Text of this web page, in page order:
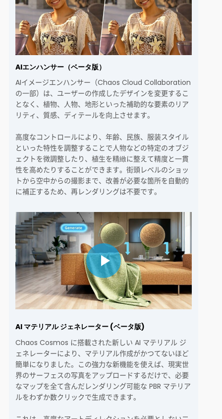
AIエンハンサー（ベータ版）
AIイメージエンハンサー（Chaos Cloud Collaboration
の一部）は、ユーザーの作成したデザインを変更するこ
となく、植物、人物、地形といった補助的な要素のリア
リティ、質感、ディテールを向上させます。
高度なコントロールにより、年齢、民族、服装スタイル
といった特性を調整することで人物などの特定のオブジ
ェクトを微調整したり、植生を精緻に整えて精度と一貫
性を高めたりすることができます。街頭レベルのショッ
トから空中からの撮影まで、改善が必要な箇所を自動的
に補正するため、再レンダリングは不要です。
AI マテリアル ジェネレーター (ベータ版)
Chaos Cosmos に搭載された新しい AI マテリアル ジ
ェネレーターにより、マテリアル作成がかつてないほど
簡単になりました。この強力な新機能を使えば、現実世
界のサーフェスの写真をアップロードするだけで、必要
なマップを全て含んだレンダリング可能な PBR マテリア
ルをわずか数クリックで生成できます。